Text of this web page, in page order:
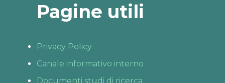
Pagine utili
Privacy Policy
Canale informativo interno
Documenti studi di ricerca